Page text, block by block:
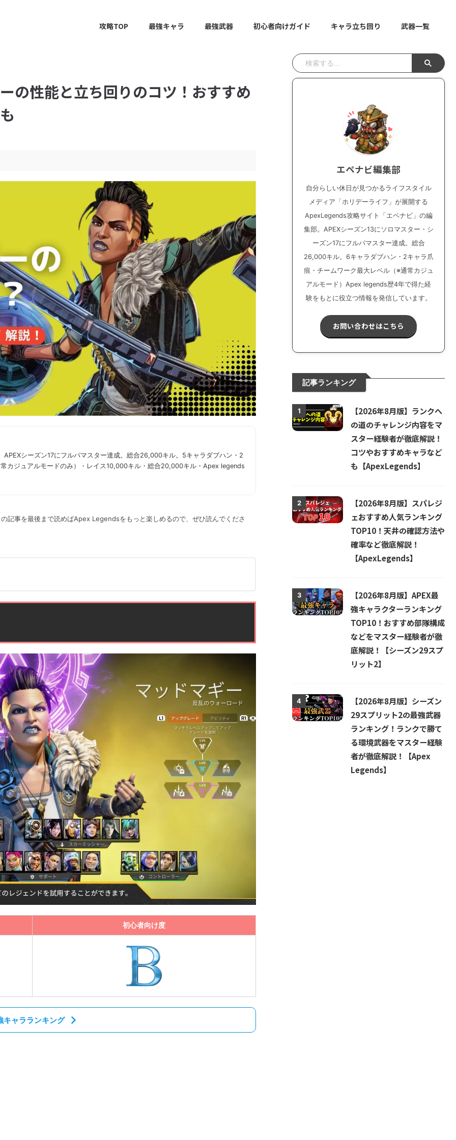
攻略TOP 最強キャラ 最強武器 初心者向けガイド キャラ立ち回り 武器一覧
の性能と立ち回りのコツ！おすすめ
APEXシーズン17にフルパマスター達成。総合26,000キル。5キャラダブハン・2
カジュアルモードのみ）・レイス10,000キル・総合20,000キル・Apex legends
記事を最後まで読めばApex Legendsをもっと楽しめるので、ぜひ読んでくださ
初心者向け度
キャラランキング
エペナビ編集部
自分らしい休日が見つかるライフスタイル
メディア「ホリデーライフ」が展開する
ApexLegends攻略サイト「エペナビ」の編
集部。APEXシーズン13にソロマスター・シ
ーズン17にフルパマスター達成。総合
26,000キル。6キャラダブハン・2キャラ爪
痕・チームワーク最大レベル（※通常カジュ
アルモード）Apex legends歴4年で得た経
験をもとに役立つ情報を発信しています。
お問い合わせはこちら
記事ランキング
1
【2026年8月版】ランクへ
の道のチャレンジ内容をマ
スター経験者が徹底解説！
コツやおすすめキャラなど
も【ApexLegends】
2
【2026年8月版】スパレジ
ェおすすめ人気ランキング
TOP10！天井の確認方法や
確率など徹底解説！
【ApexLegends】
3
【2026年8月版】APEX最
強キャラクターランキング
TOP10！おすすめ部隊構成
などをマスター経験者が徹
底解説！【シーズン29スプ
リット2】
4
【2026年8月版】シーズン
29スプリット2の最強武器
ランキング！ランクで勝て
る環境武器をマスター経験
者が徹底解説！【Apex
Legends】